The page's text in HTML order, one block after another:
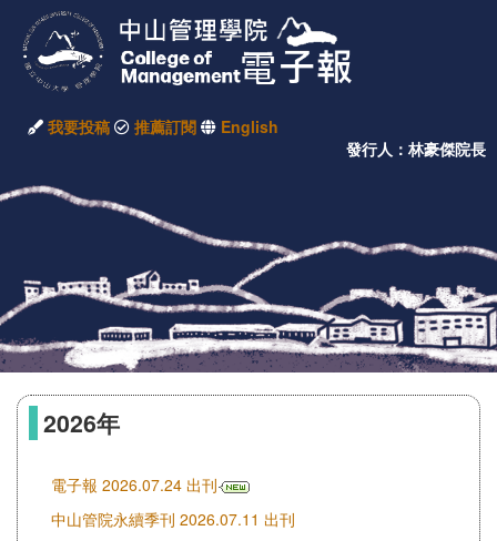
我要投稿 推薦訂閱
English
發行人：林豪傑院長
2026年
電子報 2026.07.24 出刊
中山管院永續季刊 2026.07.11 出刊